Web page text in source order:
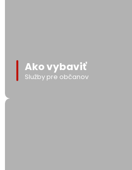
Ako vybaviť
Služby pre občanov